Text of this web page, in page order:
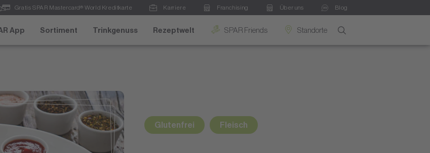
Gratis SPAR Mastercard® World Kreditkarte Karriere Franchising Über uns Blog
App Sortiment Trinkgenuss Rezeptwelt SPAR Friends Standorte
Glutenfrei Fleisch